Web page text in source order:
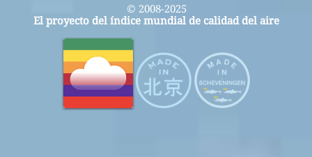
© 2008-2025
El proyecto del índice mundial de calidad del aire